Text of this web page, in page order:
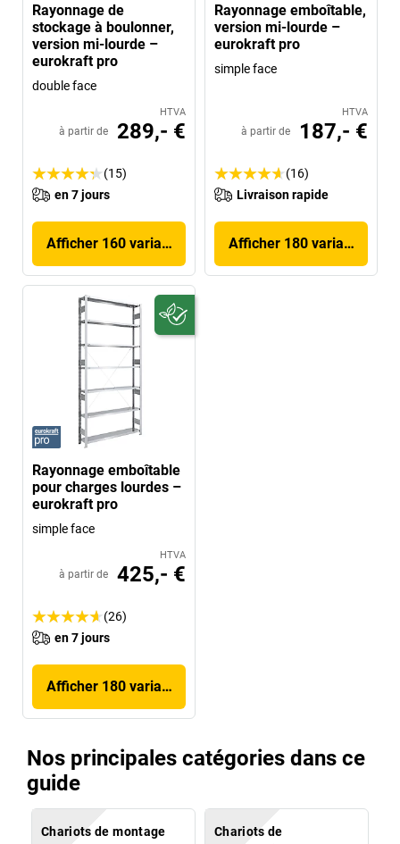
Rayonnage de
stockage à boulonner,
version mi-lourde –
eurokraft pro
double face
HTVA
à partir de 289,- €
(15)
en 7 jours
Afficher 160 variantes
Rayonnage emboîtable,
version mi-lourde –
eurokraft pro
simple face
HTVA
à partir de 187,- €
(16)
Livraison rapide
Afficher 180 variantes
Rayonnage emboîtable
pour charges lourdes –
eurokraft pro
simple face
HTVA
à partir de 425,- €
(26)
en 7 jours
Afficher 180 variantes
Nos principales catégories dans ce
guide
Chariots de montage
Chariots de